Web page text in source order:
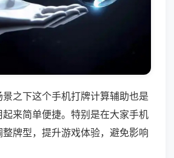
之下这个手机打牌计算辅助也是
来简单便捷。特别是在大家手机
牌型，提升游戏体验，避免影响